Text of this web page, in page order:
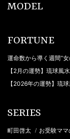
MODEL
FORTUNE
運命数から導く週間“
【2月の運勢】琉球風
【2026年の運勢】琉
SERIES
町田啓太 / お受験マ